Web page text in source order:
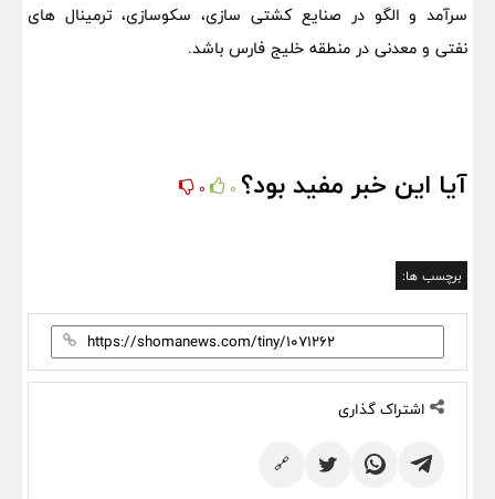
سرآمد و الگو در صنایع کشتی سازی، سکوسازی، ترمینال های
نفتی و معدنی در منطقه خلیج فارس باشد.
آیا این خبر مفید بود؟ 0
0
برچسب ها:
اشتراک گذاری
🔗